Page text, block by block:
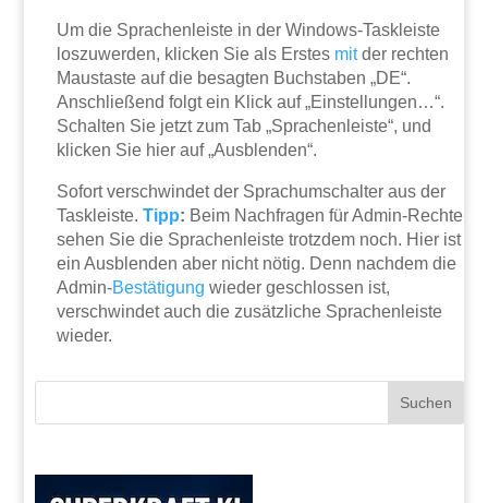
Um die Sprachenleiste in der Windows-Taskleiste
loszuwerden, klicken Sie als Erstes mitder rechten
Maustaste auf die besagten Buchstaben „DE“.
Anschließend folgt ein Klick auf „Einstellungen…“.
Schalten Sie jetzt zum Tab „Sprachenleiste“, und
klicken Sie hier auf „Ausblenden“.
Sofort verschwindet der Sprachumschalter aus der
Taskleiste.Tipp: Beim Nachfragen für Admin-Rechte
sehen Sie die Sprachenleiste trotzdem noch. Hier ist
ein Ausblenden aber nicht nötig. Denn nachdem die
Admin-Bestätigung wieder geschlossen ist,
verschwindet auch die zusätzliche Sprachenleiste
wieder.